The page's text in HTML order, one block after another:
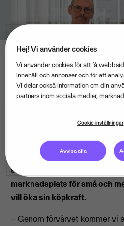
Visma Advantage har
inköpsbolaget Lessmore.
steg i arbetet att skapa
marknadsplats för små och
vill öka sin köpkraft.
– Genom förvärvet kommer vi
Hej! Vi använder cookies
Vi använder cookies för att få
innehåll och annonser och för att
Vi delar också information om din
partners inom sociala medier,
Cookie-inställningar
Avvisa alla